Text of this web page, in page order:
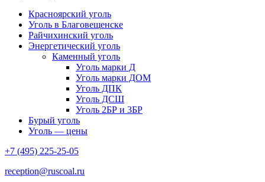
Красноярский уголь
Уголь в Благовещенске
Райчихинский уголь
Энергетический уголь
Каменный уголь
Уголь марки Д
Уголь марки ДОМ
Уголь ДПК
Уголь ДСШ
Уголь 2БР и 3БР
Бурый уголь
Уголь — цены
+7 (495) 225-25-05
reception@ruscoal.ru